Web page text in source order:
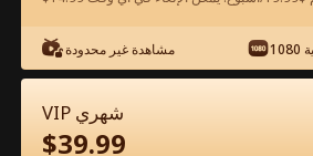
شاهد مجانًا في التطبيق
مشاهدة غير محدودة
VIP شهري
$39.99